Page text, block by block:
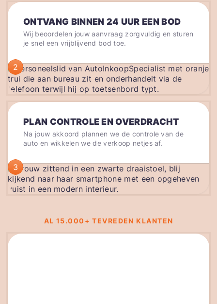
ONTVANG BINNEN 24 UUR EEN BOD
Wij beoordelen jouw aanvraag zorgvuldig en sturen
je snel een vrijblijvend bod toe.
2
PLAN CONTROLE EN OVERDRACHT
Na jouw akkoord plannen we de controle van de
auto en wikkelen we de verkoop netjes af.
3
AL 15.000+ TEVREDEN KLANTEN